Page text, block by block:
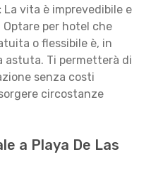
La vita è imprevedibile e
Optare per hotel che
o flessibile è, in
astuta. Ti permetterà di
senza costi
circostanze
a Playa De Las